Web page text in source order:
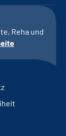
Reha und